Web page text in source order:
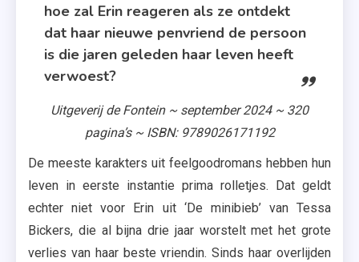
hoe zal Erin reageren als ze ontdekt
dat haar nieuwe penvriend de persoon
is die jaren geleden haar leven heeft
verwoest?
Uitgeverij de Fontein ~ september 2024 ~ 320
pagina’s ~ ISBN: 9789026171192
De meeste karakters uit feelgoodromans hebben hun
leven in eerste instantie prima rolletjes. Dat geldt
echter niet voor Erin uit ‘De minibieb’ van Tessa
Bickers, die al bijna drie jaar worstelt met het grote
verlies van haar beste vriendin. Sinds haar overlijden